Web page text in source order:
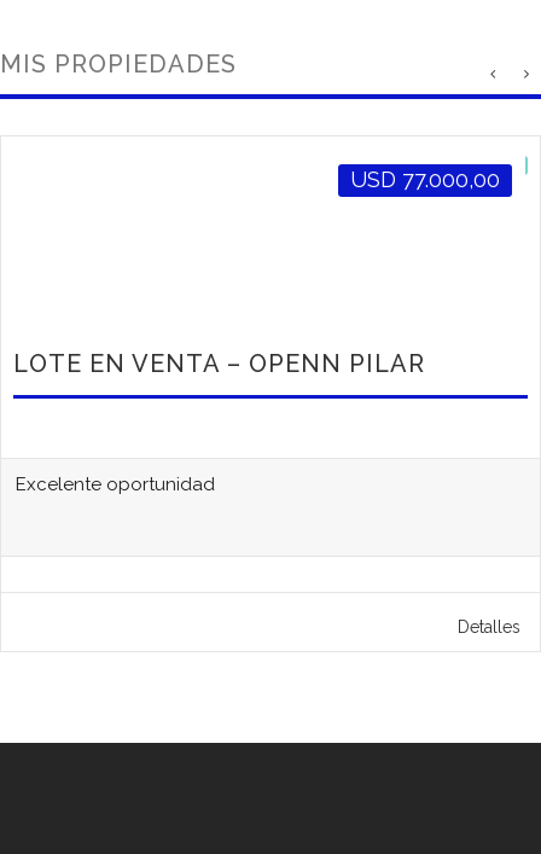
MIS PROPIEDADES
LOTE EN VENTA – OPENN PILAR
USD 77.000,00
Excelente oportunidad
Detalles